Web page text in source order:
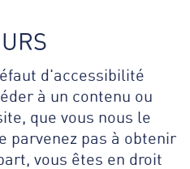
d'accessibilité
à un contenu ou
que vous nous le
parvenez pas à obtenir
vous êtes en droit